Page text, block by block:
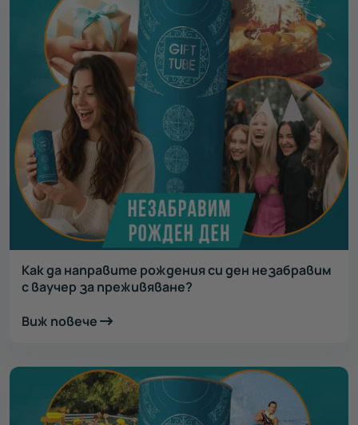
Как да направите рождения си ден незабравим
с ваучер за преживяване?
Виж повече